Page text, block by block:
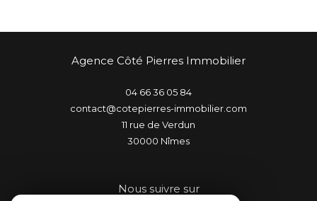
Agence Côté Pierres Immobilier
04 66 36 05 84
contact@cotepierres-immobilier.com
11 rue de Verdun
30000
nîmes
Nous suivre sur